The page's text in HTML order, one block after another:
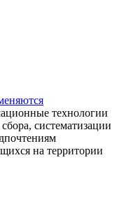
технологии
систематизации
на территории